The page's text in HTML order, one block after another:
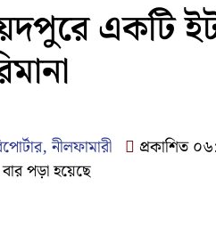
একটি
নীলফামারী
প্রকাশিত
পড়া হয়েছে